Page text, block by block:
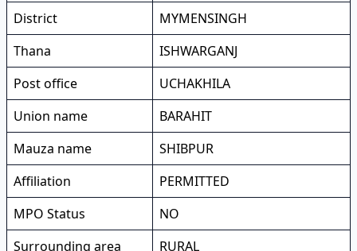
District
MYMENSINGH
Thana
ISHWARGANJ
Post office
UCHAKHILA
Union name
BARAHIT
Mauza name
SHIBPUR
Affiliation
PERMITTED
MPO Status
NO
Surrounding area
RURAL